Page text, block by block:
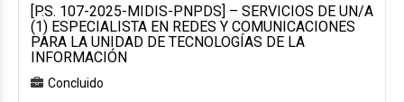
[P.S. 107-2025-MIDIS-PNPDS] – SERVICIOS DE UN/A
(1) ESPECIALISTA EN REDES Y COMUNICACIONES
PARA LA UNIDAD DE TECNOLOGÍAS DE LA
INFORMACIÓN
Concluido